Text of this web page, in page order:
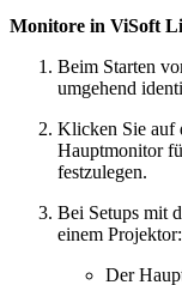
Monitore in ViSoft
Beim Starten
umgehend
Klicken Sie auf
Hauptmonitor
festzulegen.
Bei Setups mit
einem Projektor:
Der